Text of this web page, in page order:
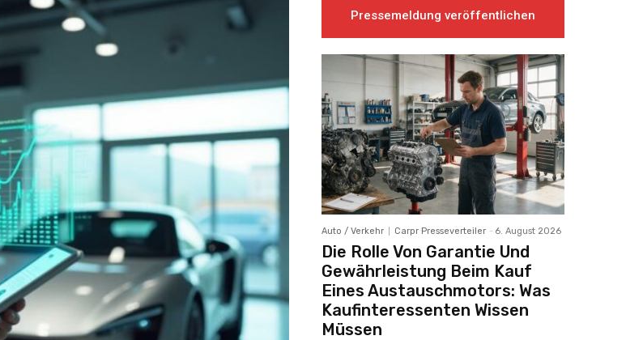
Pressemeldung veröffentlichen
Auto / Verkehr Carpr Presseverteiler - 6. August 2026
Die Rolle Von Garantie Und
Gewährleistung Beim Kauf
Eines Austauschmotors: Was
Kaufinteressenten Wissen
Müssen